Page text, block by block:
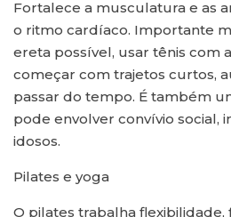
Fortalece a musculatura e as
o ritmo cardíaco. Importante
ereta possível, usar tênis com
começar com trajetos curtos,
passar do tempo. É também
pode envolver convívio social,
idosos.
Pilates e yoga
O pilates trabalha flexibilidade,